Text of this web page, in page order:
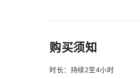
购买须知
时长：持续2至4小时